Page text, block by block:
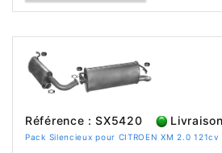
Référence : SX5420
Pack Silencieux pour CITROEN XM 2.0